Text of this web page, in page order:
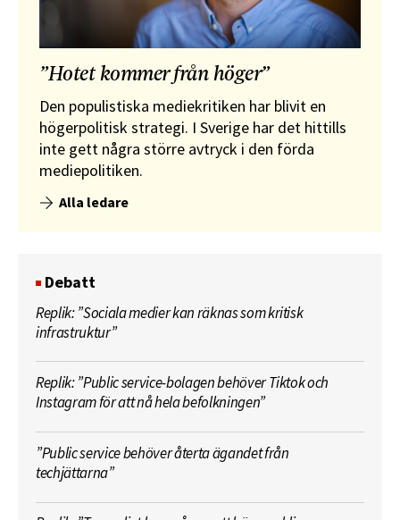
”Hotet kommer från höger”
Den populistiska mediekritiken har blivit en
högerpolitisk strategi. I Sverige har det hittills
inte gett några större avtryck i den förda
mediepolitiken.
Alla ledare
Debatt
Replik: ”Sociala medier kan räknas som kritisk
infrastruktur”
Replik: ”Public service-bolagen behöver Tiktok och
Instagram för att nå hela befolkningen”
”Public service behöver återta ägandet från
techjättarna”